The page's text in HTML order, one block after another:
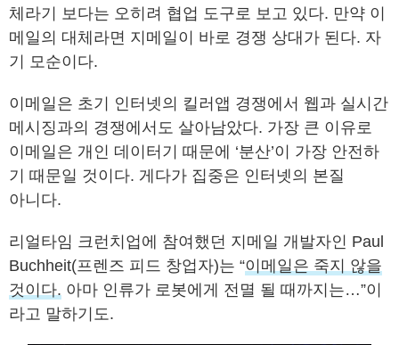
체라기 보다는 오히려 협업 도구로 보고 있다. 만약 이
메일의 대체라면 지메일이 바로 경쟁 상대가 된다. 자
기 모순이다.
이메일은 초기 인터넷의 킬러앱 경쟁에서 웹과 실시간
메시징과의 경쟁에서도 살아남았다. 가장 큰 이유로
이메일은 개인 데이터기 때문에 ‘분산’이 가장 안전하
기 때문일 것이다. 게다가 집중은 인터넷의 본질
아니다.
리얼타임 크런치업에 참여했던 지메일 개발자인 Paul
Buchheit(프렌즈 피드 창업자)는 “이메일은 죽지 않을
것이다. 아마 인류가 로봇에게 전멸 될 때까지는…”이
라고 말하기도.